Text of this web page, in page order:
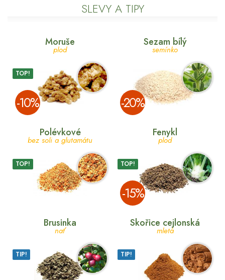
SLEVY A TIPY
Moruše
plod
TOP!
­-10%
Sezam bílý
semínko
­-20%
Polévkové
bez soli a glutamátu
TOP!
Fenykl
plod
TOP!
­-15%
Brusinka
nať
TIP!
Skořice cejlonská
mletá
TIP!